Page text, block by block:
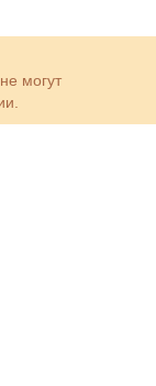
, не могут